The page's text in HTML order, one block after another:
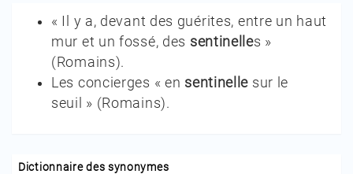
« Il y a, devant des guérites, entre un haut
mur et un fossé, des sentinelles »
(Romains).
Les concierges « en sentinelle sur le
seuil » (Romains).
Dictionnaire des synonymes